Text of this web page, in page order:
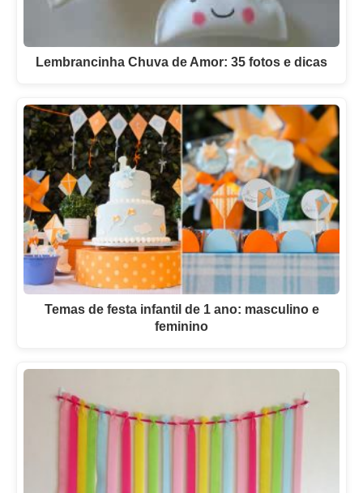
Lembrancinha Chuva de Amor: 35 fotos e dicas
Temas de festa infantil de 1 ano: masculino e
feminino